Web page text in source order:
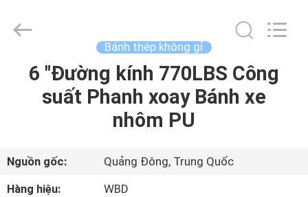
NHÀ
VIDEO
Metal
Reserved.
Bánh thép không gỉ
6 "Đường kính 770LBS Công
suất Phanh xoay Bánh xe
nhôm PU
Nguồn gốc:
Quảng Đông, Trung Quốc
Hàng hiệu:
WBD